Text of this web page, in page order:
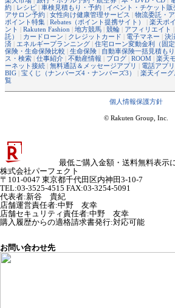
約 | レシピ | 車検見積もり・予約 | イベント・チケット販
アサロン予約 | 女性向け健康管理サービス | 物流委託・
ポイント特集 | Rebates（ポイント提携サイト） | 楽天ポ
ント | Rakuten Fashion | 地方競馬 | 競輪 | アフィリエイト |
託）
| カードローン | クレジットカード | 電子マネー | 決
済 | エネルギープランニング | 住宅ローン変動金利（固
保険・生命保険比較 | 生命保険 | 自動車保険一括見積もり
ス・検索 | 仕事紹介 | 不動産情報 | ブログ | ROOM | 楽天
ーネット接続 | 無料通話＆メッセージアプリ | 電話アプリ
BIG | 宝くじ（ナンバーズ4・ナンバーズ3） | 楽天イーグ
覧
個人情報保護方針
© Rakuten Group, Inc.
最低ご購入金額・送料無料表示
株式会社パーフェクト
〒101-0047 東京都千代田区内神田3-10-7
TEL:03-3525-4515 FAX:03-3254-5091
代表者:新谷 貴紀
店舗運営責任者:中野 友幸
店舗セキュリティ責任者:中野 友幸
購入履歴からの適格請求書発行:対応可能
お問い合わせ先